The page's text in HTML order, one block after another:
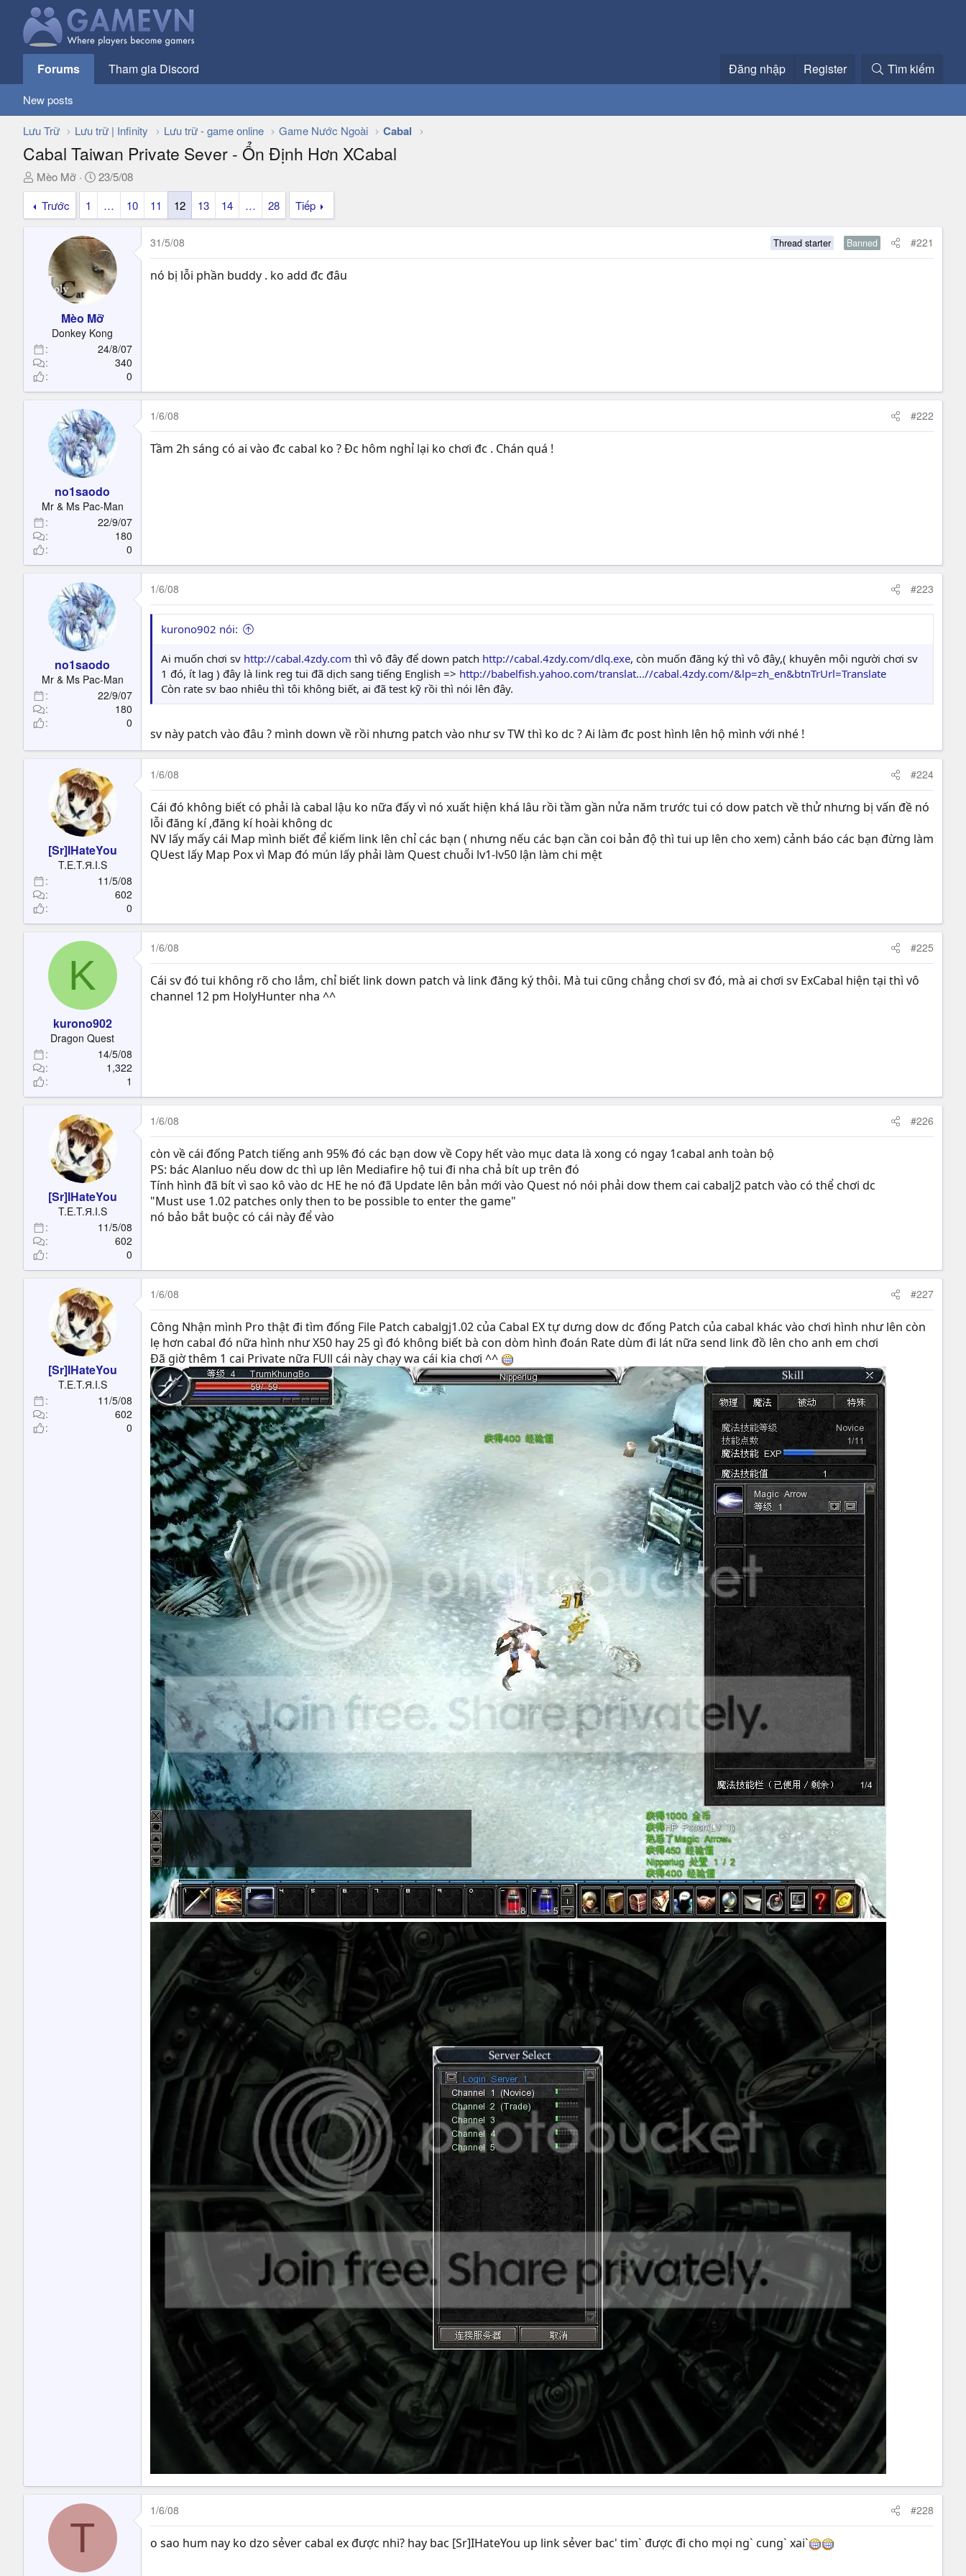
Forums Tham gia Discord Đăng nhập Register Tìm kiếm
New posts
Lưu Trữ Lưu trữ | Infinity Lưu trữ - game online Game Nước Ngoài Cabal
Cabal Taiwan Private Sever - Ổn Định Hơn XCabal
T
h
e
e
r
Mèo Mỡ
N
g
y
g
ử
i
23/5/08
Trước
1 … 10 11 12 13 14 … 28 Tiếp
Mèo Mỡ
Donkey Kong
24/8/07
340
0
31/5/08 Thread starter Banned #221
nó bị lỗi phần buddy . ko add đc đâu
no1saodo
Mr & Ms Pac-Man
22/9/07
180
0
1/6/08 #222
Tầm 2h sáng có ai vào đc cabal ko ? Đc hôm nghỉ lại ko chơi đc . Chán quá !
no1saodo
Mr & Ms Pac-Man
22/9/07
180
0
1/6/08 #223
kurono902 nói:
Ai muốn chơi sv http://cabal.4zdy.com thì vô đây để down patch http://cabal.4zdy.com/dlq.exe, còn muốn đăng ký thì vô đây,( khuyên mội người chơi sv
1 đó, ít lag ) đây là link reg tui đã dịch sang tiếng English => http://babelfish.yahoo.com/translat...//cabal.4zdy.com/&lp=zh_en&btnTrUrl=Translate
Còn rate sv bao nhiêu thì tôi không biết, ai đã test kỹ rồi thì nói lên đây.
sv này patch vào đâu ? mình down về rồi nhưng patch vào như sv TW thì ko dc ? Ai làm đc post hình lên hộ mình với nhé !
[Sr]IHateYou
T.E.T.Я.I.S
11/5/08
602
0
1/6/08 #224
Cái đó không biết có phải là cabal lậu ko nữa đấy vì nó xuất hiện khá lâu rồi tầm gần nửa năm trước tui có dow patch về thử nhưng bị vấn đề nó
lỗi đăng kí ,đăng kí hoài không dc
NV lấy mấy cái Map mình biết để kiếm link lên chỉ các bạn ( nhưng nếu các bạn cần coi bản độ thì tui up lên cho xem) cảnh báo các bạn đừng làm
QUest lấy Map Pox vì Map đó mún lấy phải làm Quest chuỗi lv1-lv50 lận làm chi mệt
K
kurono902
Dragon Quest
14/5/08
1,322
1
1/6/08 #225
Cái sv đó tui không rõ cho lắm, chỉ biết link down patch và link đăng ký thôi. Mà tui cũng chẳng chơi sv đó, mà ai chơi sv ExCabal hiện tại thì vô
channel 12 pm HolyHunter nha ^^
[Sr]IHateYou
T.E.T.Я.I.S
11/5/08
602
0
1/6/08 #226
còn về cái đống Patch tiếng anh 95% đó các bạn dow về Copy hết vào mục data là xong có ngay 1cabal anh toàn bộ
PS: bác Alanluo nếu dow dc thì up lên Mediafire hộ tui đi nha chả bít up trên đó
Tính hình đã bít vì sao kô vào dc HE he nó đã Update lên bản mới vào Quest nó nói phải dow them cai cabalj2 patch vào có thể chơi dc
"Must use 1.02 patches only then to be possible to enter the game"
nó bảo bắt buộc có cái này để vào
[Sr]IHateYou
T.E.T.Я.I.S
11/5/08
602
0
1/6/08 #227
Công Nhận mình Pro thật đi tìm đống File Patch cabalgj1.02 của Cabal EX tự dưng dow dc đống Patch của cabal khác vào chơi hình như lên còn
lẹ hơn cabal đó nữa hình như X50 hay 25 gì đó không biết bà con dòm hình đoán Rate dùm đi lát nữa send link đồ lên cho anh em chơi
Đã giờ thêm 1 cai Private nữa FUll cái này chạy wa cái kia chơi ^^
T
1/6/08 #228
o sao hum nay ko dzo sẻver cabal ex được nhi? hay bac [Sr]IHateYou up link sẻver bac' tim` được đi cho mọi ng` cung` xai`